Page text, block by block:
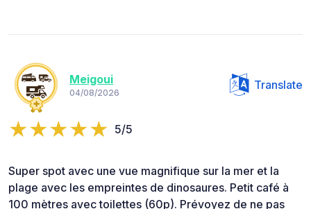
Meigoui
04/08/2026
Translate
5/5
Super spot avec une vue magnifique sur la mer et la
plage avec les empreintes de dinosaures. Petit café à
100 mètres avec toilettes (60p). Prévoyez de ne pas